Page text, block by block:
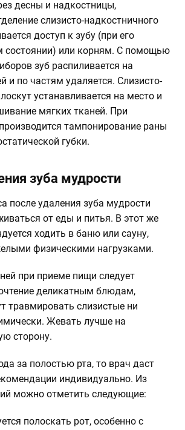
десны и надкостницы,
слизисто-надкостничного
доступ к зубу (при его
состоянии) или корням. С помощью
зуб распиливается на
и по частям удаляется. Слизисто-
устанавливается на место и
мягких тканей. При
тампонирование раны
губки.
зуба мудрости
после удаления зуба мудрости
от еды и питья. В этот же
ходить в баню или сауну,
физическими нагрузками.
при приеме пищи следует
деликатным блюдам,
травмировать слизистые ни
Жевать лучше на
сторону.
за полостью рта, то врач даст
индивидуально. Из
можно отметить следующие:
полоскать рот, особенно с